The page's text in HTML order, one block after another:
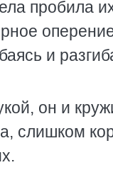
пробила
и
он и
слишком